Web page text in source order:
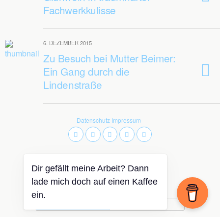
Fachwerkkulisse
6. DEZEMBER 2015
Zu Besuch bei Mutter Beimer:
Ein Gang durch die
Lindenstraße
Datenschutz Impressum
Zum Seitenanfang
Dir gefällt meine Arbeit? Dann
lade mich doch auf einen Kaffee
ein.